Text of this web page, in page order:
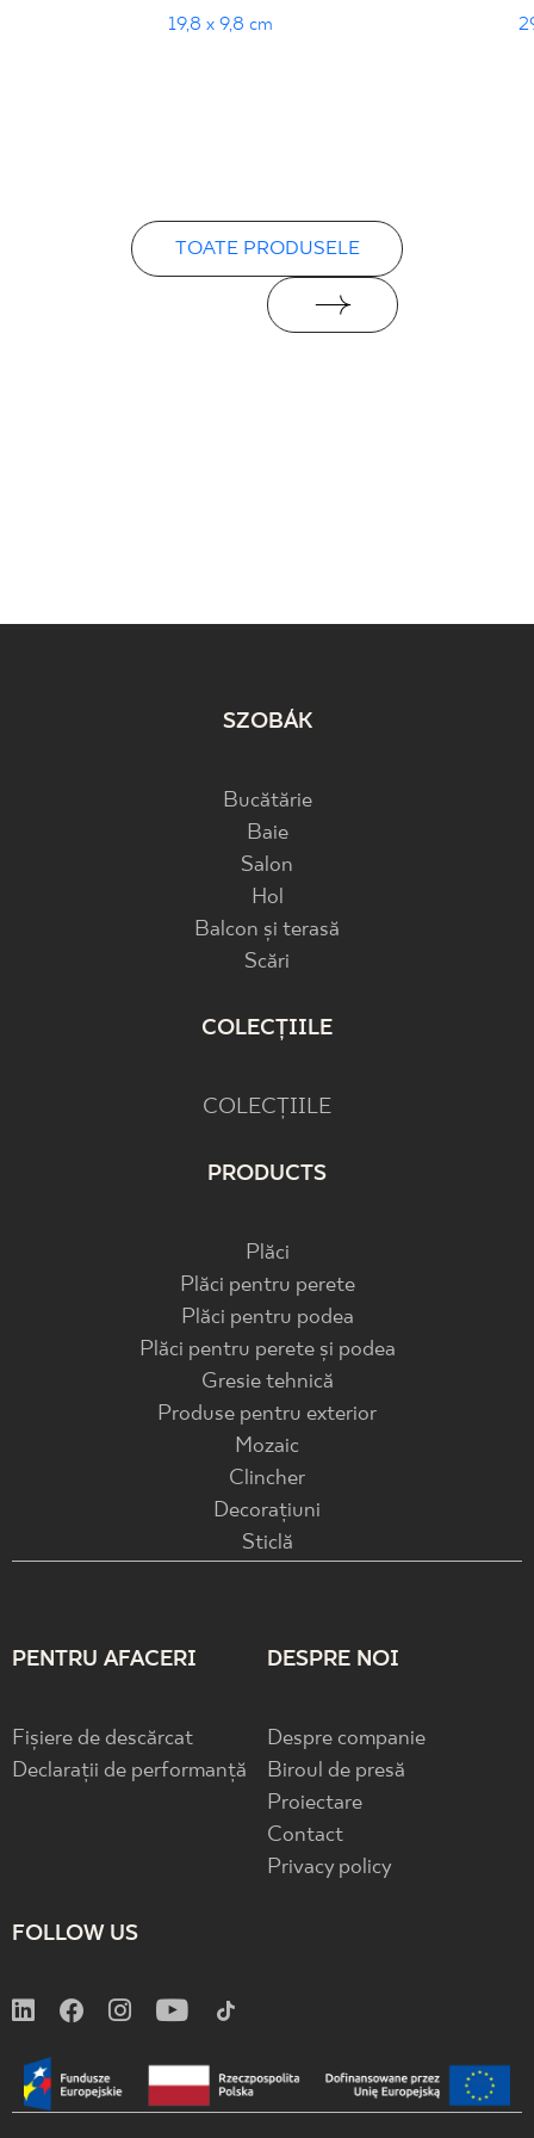
19,8 x 9,8 cm
TOATE PRODUSELE
SZOBÁK
Bucătărie
Baie
Salon
Hol
Balcon și terasă
Scări
COLECȚIILE
COLECȚIILE
PRODUCTS
Plăci
Plăci pentru perete
Plăci pentru podea
Plăci pentru perete și podea
Gresie tehnică
Produse pentru exterior
Mozaic
Clincher
Decorațiuni
Sticlă
PENTRU AFACERI
Fișiere de descărcat
Declarații de performanță
DESPRE NOI
Despre companie
Biroul de presă
Proiectare
Contact
Privacy policy
FOLLOW US